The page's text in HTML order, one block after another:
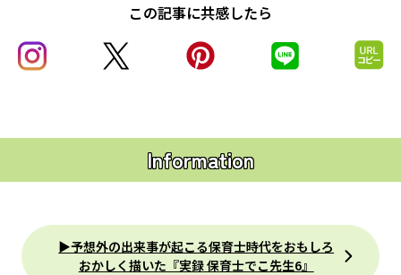
この記事に共感したら
Information
▶︎予想外の出来事が起こる保育士時代をおもしろ
おかしく描いた『実録 保育士でこ先生6』